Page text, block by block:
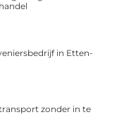
in Etten-
zonder in te